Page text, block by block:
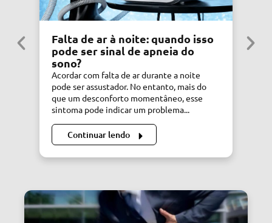
Falta de ar à noite: quando isso
pode ser sinal de apneia do
sono?
Acordar com falta de ar durante a noite
pode ser assustador. No entanto, mais do
que um desconforto momentâneo, esse
sintoma pode indicar um problema...
Continuar lendo